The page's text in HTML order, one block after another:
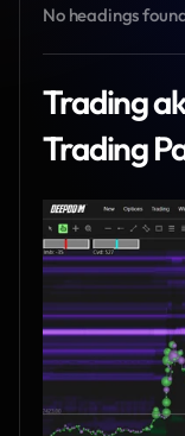
No headings
Trading
Trading